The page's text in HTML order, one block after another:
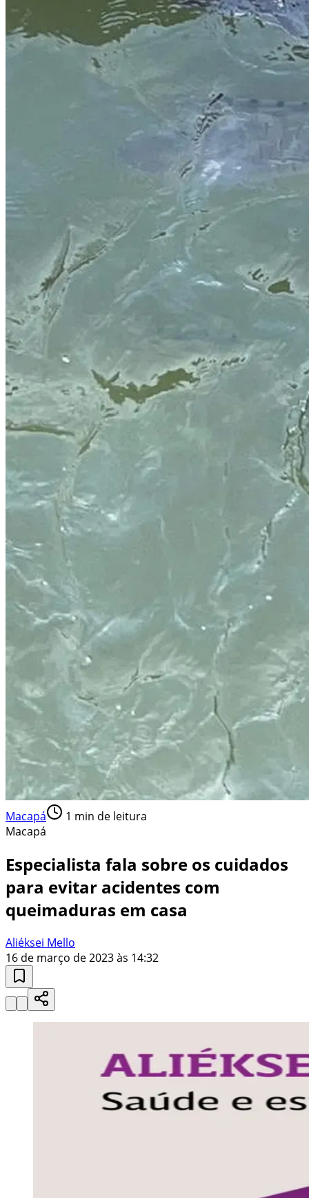
Macapá 1 min de leitura
Macapá
Especialista fala sobre os cuidados
para evitar acidentes com
queimaduras em casa
Aliéksei Mello
16 de março de 2023 às 14:32